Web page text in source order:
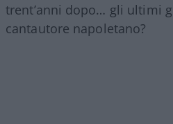
trent’anni dopo… gli ultimi
cantautore napoletano?